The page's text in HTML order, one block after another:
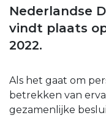
Nederlandse
vindt plaats
2022.
Als het gaat om
betrekken van
gezamenlijke